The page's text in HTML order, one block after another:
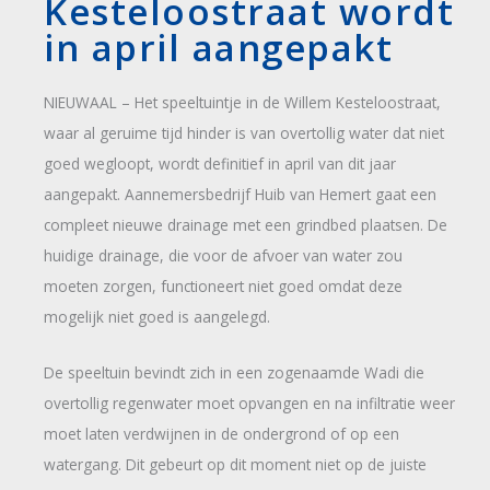
Kesteloostraat wordt
in april aangepakt
NIEUWAAL – Het speeltuintje in de Willem Kesteloostraat,
waar al geruime tijd hinder is van overtollig water dat niet
goed wegloopt, wordt definitief in april van dit jaar
aangepakt. Aannemersbedrijf Huib van Hemert gaat een
compleet nieuwe drainage met een grindbed plaatsen. De
huidige drainage, die voor de afvoer van water zou
moeten zorgen, functioneert niet goed omdat deze
mogelijk niet goed is aangelegd.
De speeltuin bevindt zich in een zogenaamde Wadi die
overtollig regenwater moet opvangen en na infiltratie weer
moet laten verdwijnen in de ondergrond of op een
watergang. Dit gebeurt op dit moment niet op de juiste